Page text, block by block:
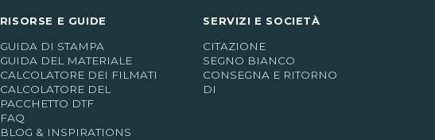
RISORSE E GUIDE
GUIDA DI STAMPA
GUIDA DEL MATERIALE
CALCOLATORE DEI FILMATI
CALCOLATORE DEL
PACCHETTO DTF
FAQ
BLOG & INSPIRATIONS
SERVIZI E SOCIETÀ
CITAZIONE
SEGNO BIANCO
CONSEGNA E RITORNO
DI